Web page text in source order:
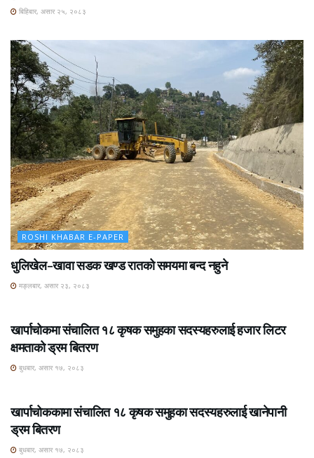
बिहिबार, असार २५, २०८३
ROSHI KHABAR E-PAPER
धुलिखेल–खावा सडक खण्ड रातको समयमा बन्द नहुने
मङ्लबार, असार २३, २०८३
खार्पाचोकमा संचालित १८ कृषक समुहका सदस्यहरुलाई हजार लिटर
क्षमताको ड्रम बितरण
बुधबार, असार १७, २०८३
खार्पाचोककामा संचालित १८ कृषक समुहका सदस्यहरुलाई खानेपानी
ड्रम बितरण
बुधबार, असार १७, २०८३